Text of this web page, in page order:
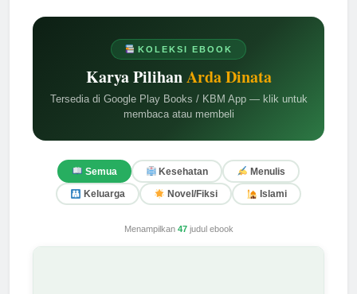
KOLEKSI EBOOK
Karya PilihanArda Dinata
Tersedia di Google Play Books / KBM App — klik untuk
membaca atau membeli
Semua Kesehatan Menulis
Keluarga Novel/Fiksi Islami
Menampilkan 47judul ebook